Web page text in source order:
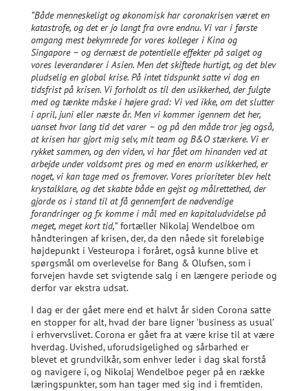
”Både menneskeligt og økonomisk har coronakrisen været en
katastrofe, og det er jo langt fra ovre endnu. Vi var i første
omgang mest bekymrede for vores kolleger i Kina og
Singapore – og dernæst de potentielle effekter på salget og
vores leverandører i Asien. Men det skiftede hurtigt, og det blev
pludselig en global krise. På intet tidspunkt satte vi dog en
tidsfrist på krisen. Vi forholdt os til den usikkerhed, der fulgte
med og tænkte måske i højere grad: Vi ved ikke, om det slutter
i april, juni eller næste år. Men vi kommer igennem det her,
uanset hvor lang tid det varer – og på den måde tror jeg også,
at krisen har gjort mig selv, mit team og B&O stærkere. Vi er
rykket sammen, og den viden, vi har fået om hinanden ved at
arbejde under voldsomt pres og med en enorm usikkerhed, er
noget, vi kan tage med os fremover. Vores prioriteter blev helt
krystalklare, og det skabte både en gejst og målrettethed, der
gjorde os i stand til at få gennemført de nødvendige
forandringer og fx komme i mål med en kapitaludvidelse på
meget, meget kort tid,”fortæller Nikolaj Wendelboe om
håndteringen af krisen, der, da den nåede sit foreløbige
højdepunkt i Vesteuropa i foråret, også kunne blive et
spørgsmål om overlevelse for Bang & Olufsen, som i
forvejen havde set svigtende salg i en længere periode og
derfor var ekstra udsat.
I dag er der gået mere end et halvt år siden Corona satte
en stopper for alt, hvad der bare ligner ’business as usual’
i erhvervslivet. Corona er gået fra at være krise til at være
hverdag. Uvished, uforudsigelighed og sårbarhed er
blevet et grundvilkår, som enhver leder i dag skal forstå
og navigere i, og Nikolaj Wendelboe peger på en række
læringspunkter, som han tager med sig ind i fremtiden.